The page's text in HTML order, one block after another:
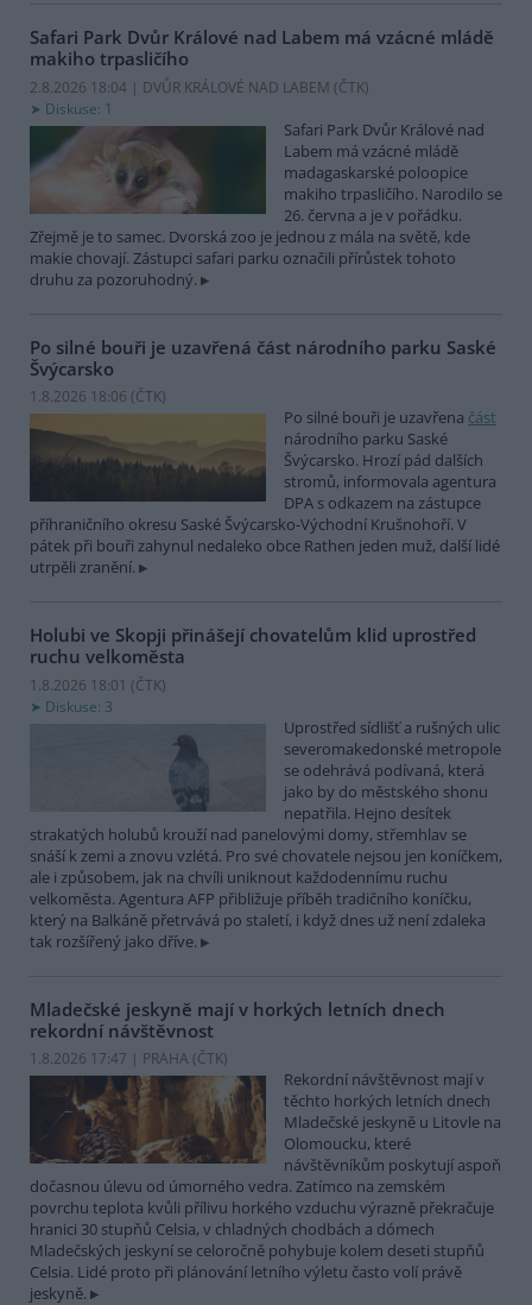
Safari Park Dvůr Králové nad Labem má vzácné mládě
makiho trpasličího
2.8.2026 18:04 | DVŮR KRÁLOVÉ NAD LABEM (ČTK)
Diskuse: 1
Safari Park Dvůr Králové nad
Labem má vzácné mládě
madagaskarské poloopice
makiho trpasličího. Narodilo se
26. června a je v pořádku.
Zřejmě je to samec. Dvorská zoo je jednou z mála na světě, kde
makie chovají. Zástupci safari parku označili přírůstek tohoto
druhu za pozoruhodný.
Po silné bouři je uzavřená část národního parku Saské
Švýcarsko
1.8.2026 18:06 (ČTK)
Po silné bouři je uzavřena část
národního parku Saské
Švýcarsko. Hrozí pád dalších
stromů, informovala agentura
DPA s odkazem na zástupce
příhraničního okresu Saské Švýcarsko-Východní Krušnohoří. V
pátek při bouři zahynul nedaleko obce Rathen jeden muž, další lidé
utrpěli zranění.
Holubi ve Skopji přinášejí chovatelům klid uprostřed
ruchu velkoměsta
1.8.2026 18:01 (ČTK)
Diskuse: 3
Uprostřed sídlišť a rušných ulic
severomakedonské metropole
se odehrává podívaná, která
jako by do městského shonu
nepatřila. Hejno desítek
strakatých holubů krouží nad panelovými domy, střemhlav se
snáší k zemi a znovu vzlétá. Pro své chovatele nejsou jen koníčkem,
ale i způsobem, jak na chvíli uniknout každodennímu ruchu
velkoměsta. Agentura AFP přibližuje příběh tradičního koníčku,
který na Balkáně přetrvává po staletí, i když dnes už není zdaleka
tak rozšířený jako dříve.
Mladečské jeskyně mají v horkých letních dnech
rekordní návštěvnost
1.8.2026 17:47 | PRAHA (ČTK)
Rekordní návštěvnost mají v
těchto horkých letních dnech
Mladečské jeskyně u Litovle na
Olomoucku, které
návštěvníkům poskytují aspoň
dočasnou úlevu od úmorného vedra. Zatímco na zemském
povrchu teplota kvůli přílivu horkého vzduchu výrazně překračuje
hranici 30 stupňů Celsia, v chladných chodbách a dómech
Mladečských jeskyní se celoročně pohybuje kolem deseti stupňů
Celsia. Lidé proto při plánování letního výletu často volí právě
jeskyně.